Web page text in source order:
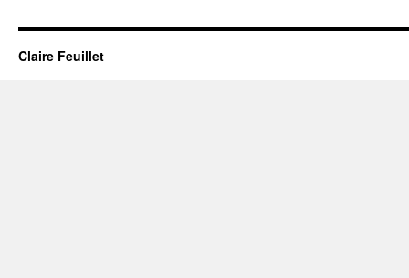
Claire Feuillet